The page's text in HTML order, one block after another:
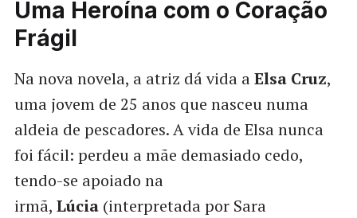
Uma Heroína com o Coração
Frágil
Na nova novela, a atriz dá vida aElsa Cruz,
uma jovem de 25 anos que nasceu numa
aldeia de pescadores. A vida de Elsa nunca
foi fácil: perdeu a mãe demasiado cedo,
tendo-se apoiado na
irmã, Lúcia(interpretada por Sara